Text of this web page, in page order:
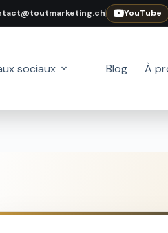
YouTube
sociaux Blog À